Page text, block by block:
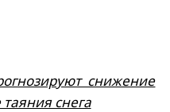
снижение
снега